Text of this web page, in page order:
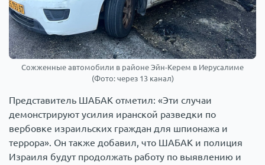
Сожженные автомобили в районе Эйн-Керем в Иерусалиме
(Фото: через 13 канал)
Представитель ШАБАК отметил: «Эти случаи
демонстрируют усилия иранской разведки по
вербовке израильских граждан для шпионажа и
террора». Он также добавил, что ШАБАК и полиция
Израиля будут продолжать работу по выявлению и